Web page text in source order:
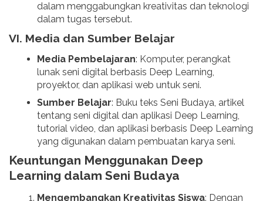
dalam menggabungkan kreativitas dan teknologi
dalam tugas tersebut.
VI. Media dan Sumber Belajar
Media Pembelajaran: Komputer, perangkat
lunak seni digital berbasis Deep Learning,
proyektor, dan aplikasi web untuk seni.
Sumber Belajar: Buku teks Seni Budaya, artikel
tentang seni digital dan aplikasi Deep Learning,
tutorial video, dan aplikasi berbasis Deep Learning
yang digunakan dalam pembuatan karya seni.
Keuntungan Menggunakan Deep
Learning dalam Seni Budaya
Mengembangkan Kreativitas Siswa: Dengan